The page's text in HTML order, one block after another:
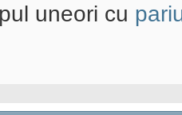
uneori cu